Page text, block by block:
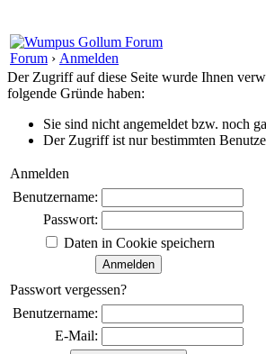
Forum › Anmelden
Der Zugriff auf diese Seite wurde Ihnen
folgende Gründe haben:
Sie sind nicht angemeldet bzw. noch
Der Zugriff ist nur bestimmten
Anmelden
Benutzername:
Passwort:
Daten in Cookie speichern
Passwort vergessen?
Benutzername:
E-Mail: